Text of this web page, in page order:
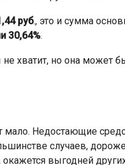
руб., это и сумма
30,64%.
хватит, но она может
Недостающие
случаев,
выгодней